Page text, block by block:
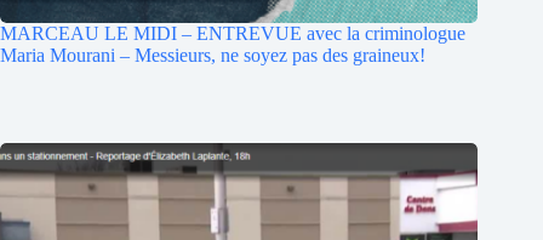
MARCEAU LE MIDI – ENTREVUE avec la criminologue
Maria Mourani – Messieurs, ne soyez pas des graineux!